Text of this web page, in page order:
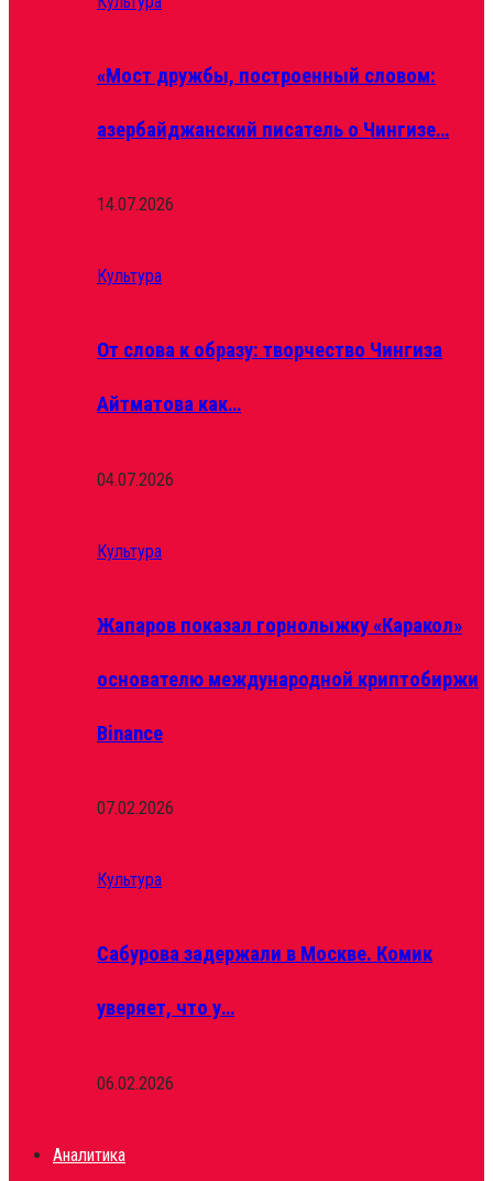
«Мост дружбы, построенный словом:
азербайджанский писатель о Чингизе…
14.07.2026
Культура
От слова к образу: творчество Чингиза
Айтматова как…
04.07.2026
Культура
Жапаров показал горнолыжку «Каракол»
основателю международной криптобиржи
Binance
07.02.2026
Культура
Сабурова задержали в Москве. Комик
уверяет, что у…
06.02.2026
Аналитика